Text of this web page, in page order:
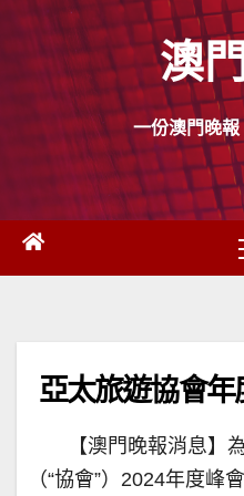
Skip
content
澳
一份澳門晚
亞太旅遊協會
【澳門晚報消息】
（“協會”）2024年度峰